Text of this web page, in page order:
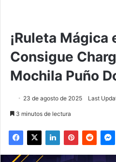
¡Ruleta Mágica
Consigue
Mochila Puño
23 de agosto de 2025 Last
3 minutos de lectura